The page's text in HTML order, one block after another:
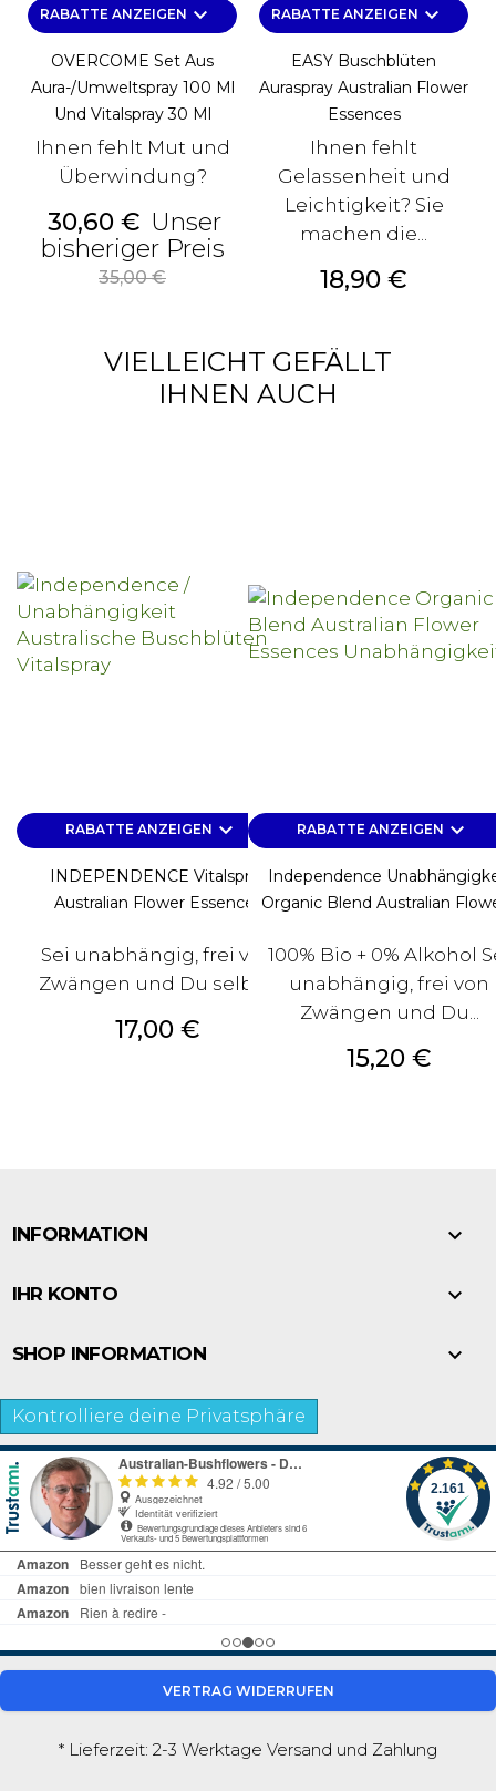
RABATTE ANZEIGEN keyboard_arrow_down
OVERCOME Set Aus
Aura-/Umweltspray 100 Ml
Und Vitalspray 30 Ml
Ihnen fehlt Mut und
Überwindung?
Preis
30,60 € Unser
bisheriger PreisAlter
35,00 €
RABATTE ANZEIGEN keyboard_arrow_down
EASY Buschblüten
Auraspray Australian Flower
Essences
Ihnen fehlt
Gelassenheit und
Leichtigkeit? Sie
machen die...
Preis
18,90 €
VIELLEICHT GEFÄLLT
IHNEN AUCH
RABATTE ANZEIGEN keyboard_arrow_down
INDEPENDENCE Vitalspray
Australian Flower Essences
Sei unabhängig, frei von
Zwängen und Du selbst!
Preis
17,00 €
RABATTE ANZEIGEN keyboard_arrow_down
Independence
Organic Blend Australian
100% Bio + 0% Alkohol
unabhängig, frei von
Zwängen und Du...
Preis
15,20 €
INFORMATION 
IHR KONTO 
SHOP INFORMATION 
Kontrolliere deine Privatsphäre
VERTRAG WIDERRUFEN
* Lieferzeit: 2-3 Werktage Versand und Zahlung